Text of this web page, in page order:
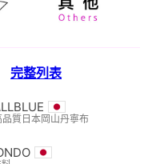
完整列表
品質日本岡山丹寧布